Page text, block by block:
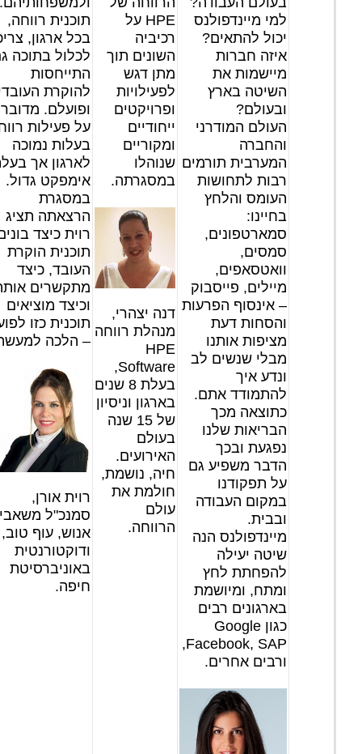
למי מיינדפולנס
יכול להתאים?
איזה חברות
מיישמות את
השיטה בארץ
ובעולם?
העולם המודרני
והחברה
המערבית תורמים
רבות לתחושות
העומס והלחץ
בחיינו:
סמארטפונים,
סמסים,
וואטסאפים,
מיילים, פייסבוק
– אינסוף הפרעות
והסחות דעת
מציפות אותנו
מבלי שנשים לב
ונדע איך
להתמודד אתם.
כתוצאה מכך
הבריאות שלנו
נפגעת ובכך
הדבר משפיע גם
על תפקודנו
במקום העבודה
ובבית.
מיינדפולנס הנה
שיטה יעילה
להפחתת לחץ
ומתח, ומיושמת
בארגונים רבים
כגון Google
,Facebook, SAP
ורבים אחרים.
HPE על
רכיביה
השונים תוך
מתן דגש
לפעילויות
ופרויקטים
ייחודיים
ומקוריים
שנוהלו
במסגרתה.
דנה יצהרי,
מנהלת רווחה
HPE
Software,
בעלת 8 שנים
בארגון וניסיון
של 15 שנה
בעולם
האירועים.
חיה, נושמת,
חולמת את
עולם
הרווחה.
תוכנית רווחה,
בכל ארגון,
לכלול בתוכה
התייחסות
להוקרת
ופועלם. מדובר
על פעילות
בעלות נמוכה
לארגון אך
אימפקט גדול.
במסגרת
הרצאתה תציג
רוית כיצד
תוכנית הוקרת
העובד, כיצד
מתקשרים
וכיצד מוציאים
תוכנית כזו
– הלכה
רוית אורן,
סמנכ"ל
אנוש, עוף טוב,
ודוקטורנטית
באוניברסיטת
חיפה.